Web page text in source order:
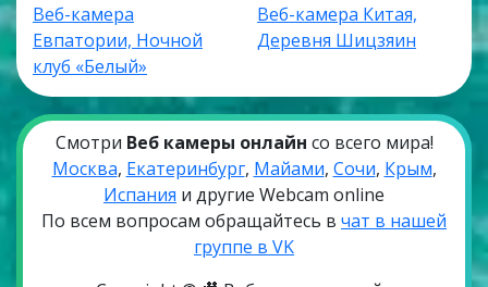
Веб-камера
Евпатории, Ночной
клуб «Белый»
Веб-камера Китая,
Деревня Шицзяин
Смотри Веб камеры онлайн со всего мира!
Москва, Екатеринбург, Майами, Сочи, Крым,
Испания и другие Webcam online
По всем вопросам обращайтесь в чат в нашей
группе в VK